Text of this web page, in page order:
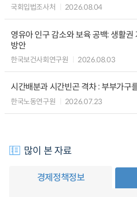
국회입법조사처 2026.08.04
영유아 인구 감소와 보육 공백: 생활권
방안
한국보건사회연구원 2026.08.03
시간배분과 시간빈곤 격차 : 부부가구
한국노동연구원 2026.07.23
많이 본 자료
경제정책정보